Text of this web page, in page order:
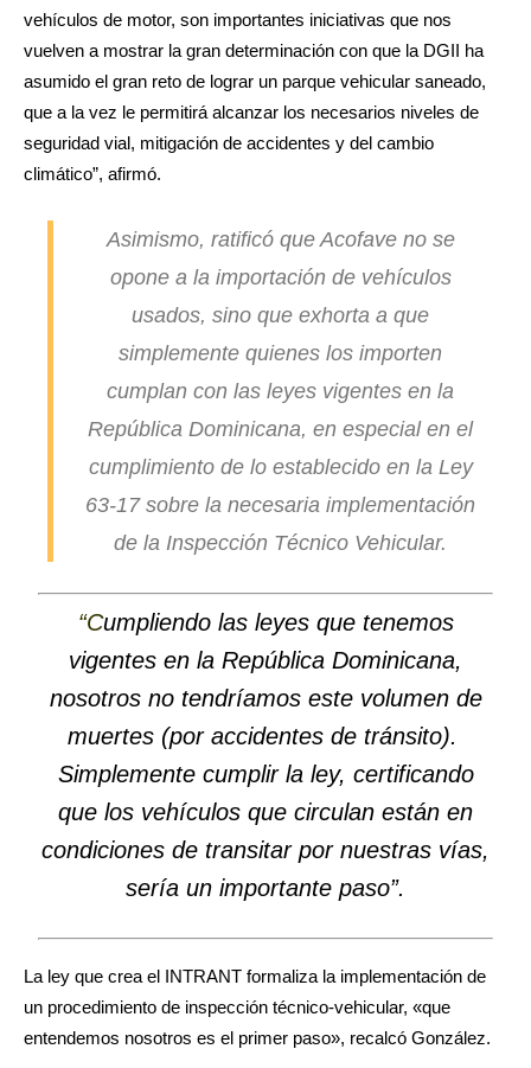
vehículos de motor, son importantes iniciativas que nos
vuelven a mostrar la gran determinación con que la DGII ha
asumido el gran reto de lograr un parque vehicular saneado,
que a la vez le permitirá alcanzar los necesarios niveles de
seguridad vial, mitigación de accidentes y del cambio
climático”, afirmó.
Asimismo, ratificó que Acofave no se
opone a la importación de vehículos
usados, sino que exhorta a que
simplemente quienes los importen
cumplan con las leyes vigentes en la
República Dominicana, en especial en el
cumplimiento de lo establecido en la Ley
63-17 sobre la necesaria implementación
de la Inspección Técnico Vehicular.
“Cumpliendo las leyes que tenemos
vigentes en la República Dominicana,
nosotros no tendríamos este volumen de
muertes (por accidentes de tránsito).
Simplemente cumplir la ley, certificando
que los vehículos que circulan están en
condiciones de transitar por nuestras vías,
sería un importante paso”.
La ley que crea el INTRANT formaliza la implementación de
un procedimiento de inspección técnico-vehicular, «que
entendemos nosotros es el primer paso», recalcó González.